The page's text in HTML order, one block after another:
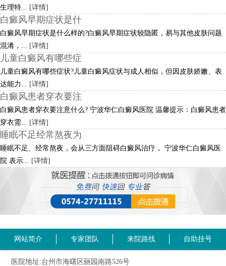
生理特... [详情]
白癜风早期症状是什
白癜风早期症状是什么样的?白癜风早期症状较隐匿，易与其他皮肤问题
混淆，... [详情]
儿童白癜风有哪些症
儿童白癜风有哪些症状?儿童白癜风症状与成人相似，但因皮肤娇嫩、表
达能力... [详情]
白癜风患者穿衣要注
白癜风患者穿衣要注意什么? 宁波华仁白癜风医院 温馨提示：白癜风患者
穿衣需... [详情]
睡眠不足经常熬夜为
睡眠不足、经常熬夜，会从三方面阻碍白癜风治疗， 宁波华仁白癜风医
院 表示... [详情]
网站简介 专家团队 来院路线 自助挂号
医院地址:台州市海曙区丽园南路526号